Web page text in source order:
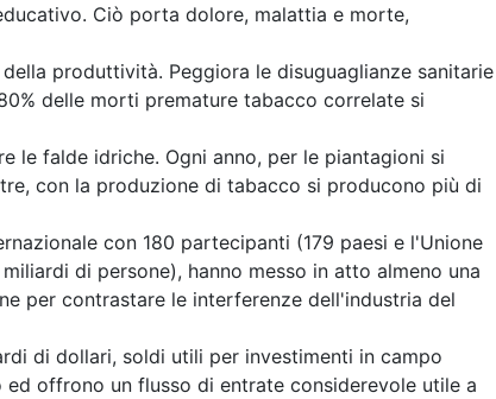
Ciò porta dolore, malattia e morte,
produttività. Peggiora le disuguaglianze sanitarie
delle morti premature tabacco correlate si
le falde idriche. Ogni anno, per le piantagioni si
con la produzione di tabacco si producono più di
con 180 partecipanti (179 paesi e l'Unione
di persone), hanno messo in atto almeno una
per contrastare le interferenze dell'industria del
di dollari, soldi utili per investimenti in campo
offrono un flusso di entrate considerevole utile a